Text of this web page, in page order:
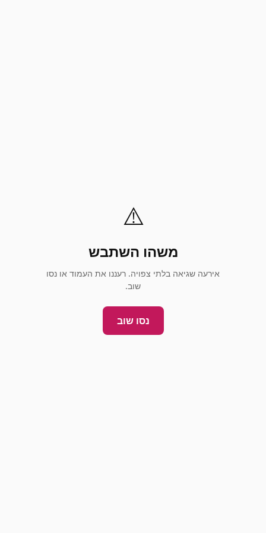
⚠️
משהו השתבש
אירעה שגיאה בלתי צפויה. רעננו את העמוד או נסו
שוב.
נסו שוב